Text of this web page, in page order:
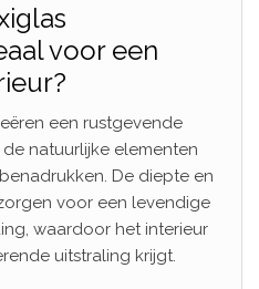
voor een
een rustgevende
natuurlijke elementen
De diepte en
voor een levendige
waardoor het interieur
uitstraling krijgt.